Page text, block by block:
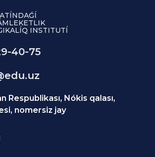
INSTITUTÍ
40-75
Respublikası, Nókis qalası,
nomersiz jay